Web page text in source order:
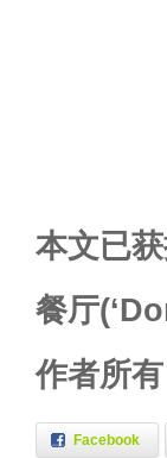
本文已
餐厅
作者所
Facebook